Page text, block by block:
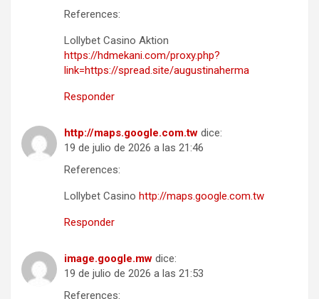
References:
Lollybet Casino Aktion
https://hdmekani.com/proxy.php?
link=https://spread.site/augustinaherma
Responder
http://maps.google.com.tw dice:
19 de julio de 2026 a las 21:46
References:
Lollybet Casino http://maps.google.com.tw
Responder
image.google.mw dice:
19 de julio de 2026 a las 21:53
References: